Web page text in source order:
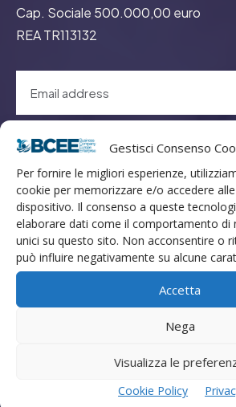
Gestisci Consenso
Per fornire le migliori esperienze,
cookie per memorizzare e/o accedere
dispositivo. Il consenso a queste
elaborare dati come il comportamento di
unici su questo sito. Non acconsentire o
può influire negativamente su alcune
Accetta
Nega
Visualizza le
Cookie Policy
Cap. Sociale 500.000,00 euro
REA TR113132
GO
Menù
Privacy
Termini Utilizzo
Iscrizione Newsletter
Company